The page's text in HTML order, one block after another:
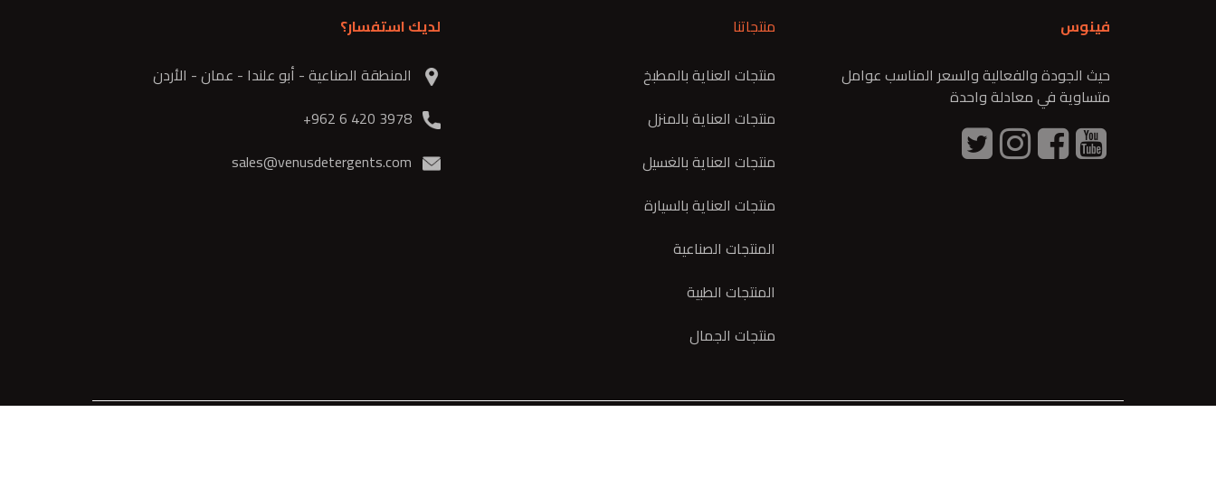
فينوس
حيث الجودة والفعالية والسعر المناسب عوامل
متساوية في معادلة واحدة
منتجاتنا
منتجات العناية بالمطبخ
منتجات العناية بالمنزل
منتجات العناية بالغسيل
منتجات العناية بالسيارة
المنتجات الصناعية
المنتجات الطبية
منتجات الجمال
لديك استفسار؟
المنطقة الصناعية - أبو علندا - عمان - الأردن
sales@venusdetergents.com